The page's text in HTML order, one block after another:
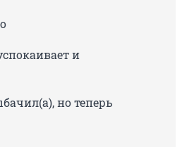
и
но теперь